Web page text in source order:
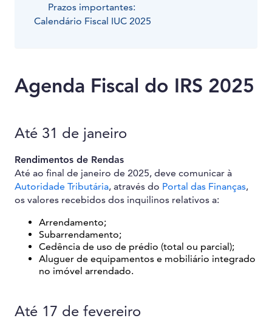
Prazos importantes:
Calendário Fiscal IUC 2025
Agenda Fiscal do IRS 2025
Até 31 de janeiro
Rendimentos de Rendas
Até ao final de janeiro de 2025, deve comunicar à
Autoridade Tributária, através do Portal das Finanças,
os valores recebidos dos inquilinos relativos a:
Arrendamento;
Subarrendamento;
Cedência de uso de prédio (total ou parcial);
Aluguer de equipamentos e mobiliário integrado
no imóvel arrendado.
Até 17 de fevereiro